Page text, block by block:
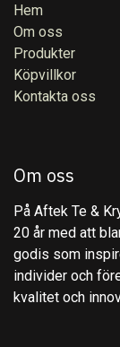
Hem
Om oss
Produkter
Köpvillkor
Kontakta oss
Om oss
På Aftek Te &
20 år med att
godis som
individer och
kvalitet och